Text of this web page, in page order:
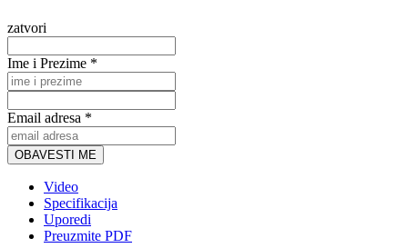
zatvori
Ime i Prezime *
Email adresa *
OBAVESTI ME
Video
Specifikacija
Uporedi
Preuzmite PDF